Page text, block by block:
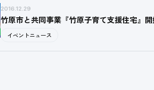
2016.12.29
竹原市と共同事業『竹原子育て支援住宅』
イベントニュース